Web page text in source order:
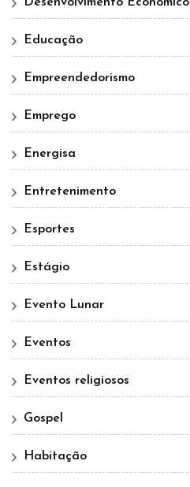
Desenvolvimento Econômico
Educação
Empreendedorismo
Emprego
Energisa
Entretenimento
Esportes
Estágio
Evento Lunar
Eventos
Eventos religiosos
Gospel
Habitação